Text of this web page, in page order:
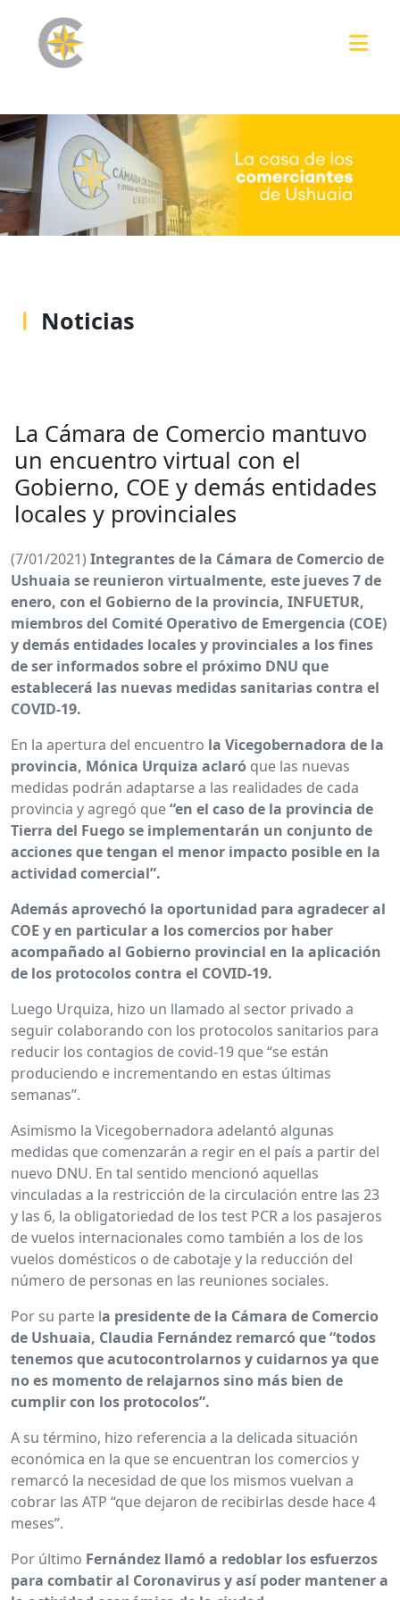
Noticias
La Cámara de Comercio mantuvo
un encuentro virtual con el
Gobierno, COE y demás entidades
locales y provinciales
(7/01/2021) Integrantes de la Cámara de Comercio de
Ushuaia se reunieron virtualmente, este jueves 7 de
enero, con el Gobierno de la provincia, INFUETUR,
miembros del Comité Operativo de Emergencia (COE)
y demás entidades locales y provinciales a los fines
de ser informados sobre el próximo DNU que
establecerá las nuevas medidas sanitarias contra el
COVID-19.
En la apertura del encuentro la Vicegobernadora de la
provincia, Mónica Urquiza aclaró que las nuevas
medidas podrán adaptarse a las realidades de cada
provincia y agregó que“en el caso de la provincia de
Tierra del Fuego se implementarán un conjunto de
acciones que tengan el menor impacto posible en la
actividad comercial”.
Además aprovechó la oportunidad para agradecer al
COE y en particular a los comercios por haber
acompañado al Gobierno provincial en la aplicación
de los protocolos contra el COVID-19.
Luego Urquiza, hizo un llamado al sector privado a
seguir colaborando con los protocolos sanitarios para
reducir los contagios de covid-19 que “se están
produciendo e incrementando en estas últimas
semanas”.
Asimismo la Vicegobernadora adelantó algunas
medidas que comenzarán a regir en el país a partir del
nuevo DNU. En tal sentido mencionó aquellas
vinculadas a la restricción de la circulación entre las 23
y las 6, la obligatoriedad de los test PCR a los pasajeros
de vuelos internacionales como también a los de los
vuelos domésticos o de cabotaje y la reducción del
número de personas en las reuniones sociales.
Por su parte la presidente de la Cámara de Comercio
de Ushuaia, Claudia Fernández remarcó que “todos
tenemos que acutocontrolarnos y cuidarnos ya que
no es momento de relajarnos sino más bien de
cumplir con los protocolos”.
A su término, hizo referencia a la delicada situación
económica en la que se encuentran los comercios y
remarcó la necesidad de que los mismos vuelvan a
cobrar las ATP “que dejaron de recibirlas desde hace 4
meses”.
Por último Fernández llamó a redoblar los esfuerzos
para combatir al Coronavirus y así poder mantener a